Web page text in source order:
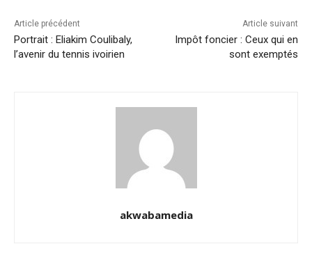
Article précédent
Portrait : Eliakim Coulibaly,
l’avenir du tennis ivoirien
Article suivant
Impôt foncier : Ceux qui en
sont exemptés
akwabamedia